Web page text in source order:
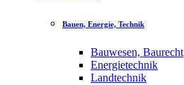
Bauen, Energie, Technik
Bauwesen, Baurecht
Energietechnik
Landtechnik